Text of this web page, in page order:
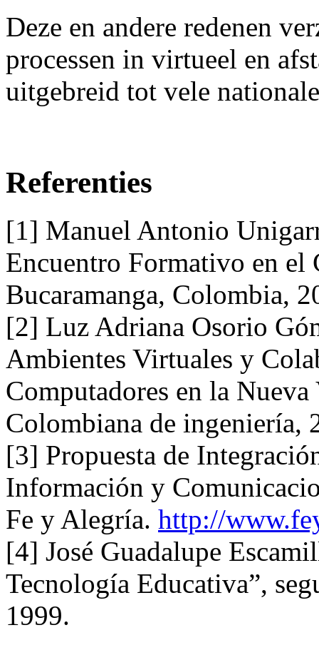
Deze en andere redenen
processen in virtueel en
uitgebreid tot vele
Referenties
[1] Manuel Antonio
Encuentro Formativo en
Bucaramanga, Colombia,
[2] Luz Adriana Osorio
Ambientes Virtuales y
Computadores en la
Colombiana de ingeniería,
[3] Propuesta de
Información y
Fe y Alegría. http://
[4] José Guadalupe
Tecnología Educativa”,
1999.